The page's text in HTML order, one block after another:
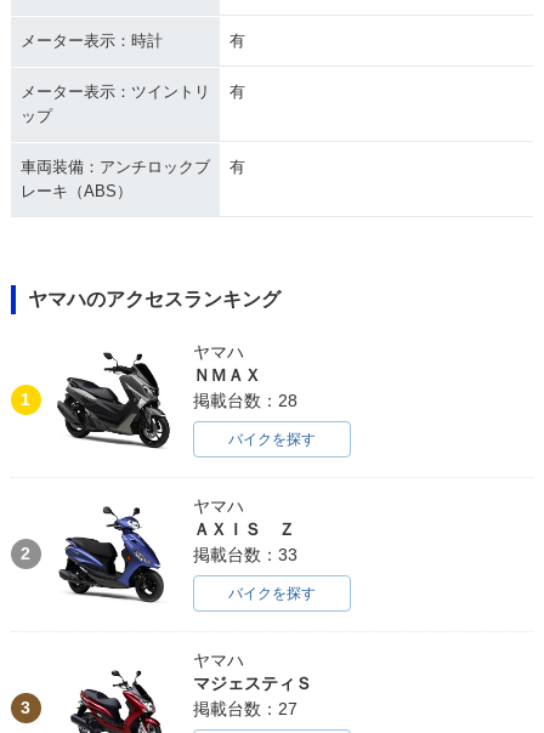
メーター表示：時計 有
メーター表示：ツイントリ
ップ
有
車両装備：アンチロックブ
レーキ（ABS）
有
ヤマハのアクセスランキング
1
ヤマハ
ＮＭＡＸ
掲載台数：28
バイクを探す
2
ヤマハ
ＡＸＩＳ Ｚ
掲載台数：33
バイクを探す
3
ヤマハ
マジェスティＳ
掲載台数：27